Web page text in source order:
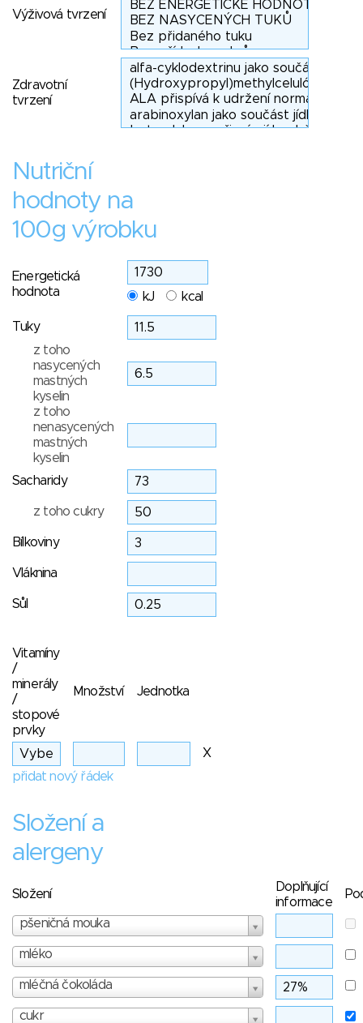
Výživová tvrzení
Zdravotní
tvrzení
Nutriční
hodnoty na
100g výrobku
Energetická
hodnota
kJ kcal
Tuky
z toho
nasycených
mastných
kyselin
z toho
nenasycených
mastných
kyselin
Sacharidy
z toho cukry
Bílkoviny
Vláknina
Sůl
Vitamíny
/
minerály
/
stopové
prvky
Množství Jednotka
X
přidat nový řádek
Složení a
alergeny
Složení
Doplňující
informace
pšeničná mouka
mléko
mléčná čokoláda
cukr